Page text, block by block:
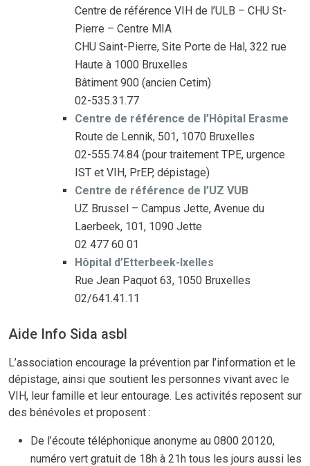
Centre de référence VIH de l’ULB – CHU St-
Pierre – Centre MIA
CHU Saint-Pierre, Site Porte de Hal, 322 rue
Haute à 1000 Bruxelles
Bâtiment 900 (ancien Cetim)
02-535.31.77
Centre de référence de l’Hôpital Erasme
Route de Lennik, 501, 1070 Bruxelles
02-555.74.84 (pour traitement TPE, urgence
IST et VIH, PrEP, dépistage)
Centre de référence de l’UZ VUB
UZ Brussel – Campus Jette, Avenue du
Laerbeek, 101, 1090 Jette
02 477 60 01
Hôpital d’Etterbeek-Ixelles
Rue Jean Paquot 63, 1050 Bruxelles
02/641.41.11
Aide Info Sida asbl
L’association encourage la prévention par l’information et le
dépistage, ainsi que soutient les personnes vivant avec le
VIH, leur famille et leur entourage. Les activités reposent sur
des bénévoles et proposent :
De l’écoute téléphonique anonyme au 0800 20120,
numéro vert gratuit de 18h à 21h tous les jours aussi les